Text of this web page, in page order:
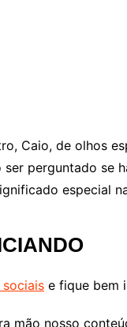
Caio, de olhos
ser perguntado se
especial
sociais e fique bem
mão nosso